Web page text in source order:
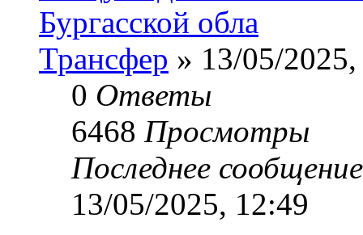
Бургасской обла
Трансфер » 13/05/
0 Ответы
6468 Просмотры
Последнее
13/05/2025, 12:49